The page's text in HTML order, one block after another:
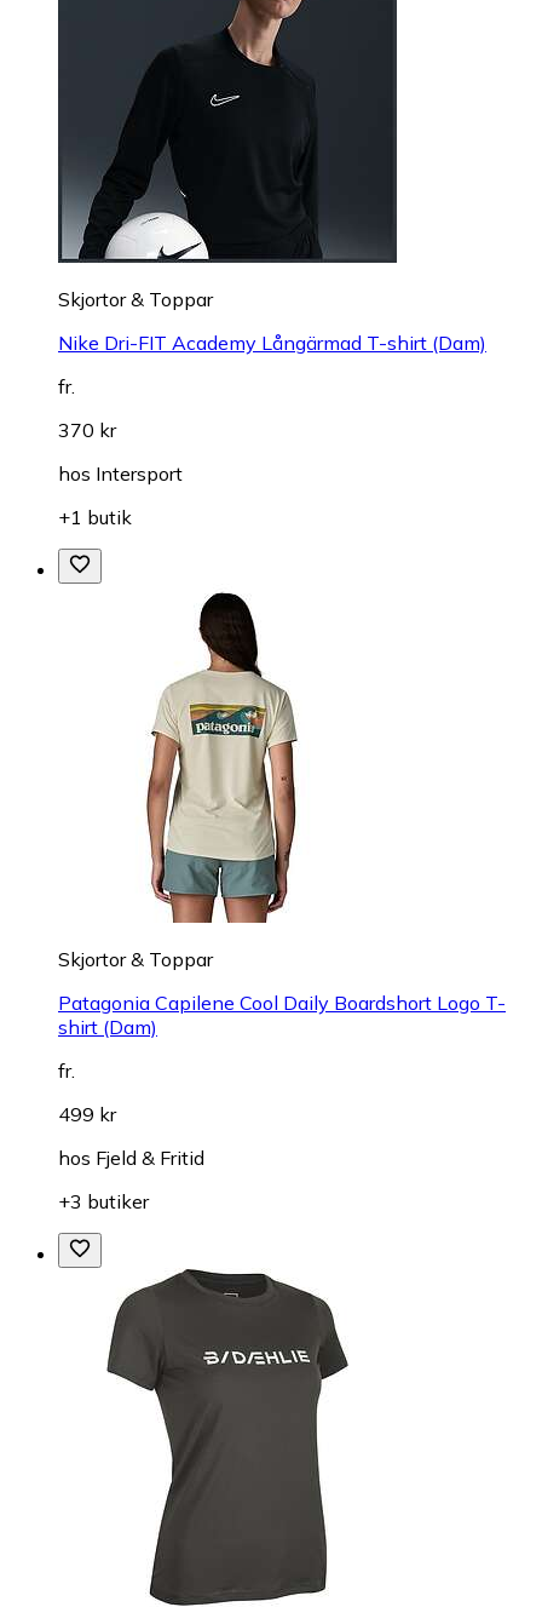
Skjortor & Toppar
Nike Dri-FIT Academy Långärmad T-shirt (Dam)
fr.
370 kr
hos Intersport
+1 butik
Skjortor & Toppar
Patagonia Capilene Cool Daily Boardshort Logo T-
shirt (Dam)
fr.
499 kr
hos Fjeld & Fritid
+3 butiker